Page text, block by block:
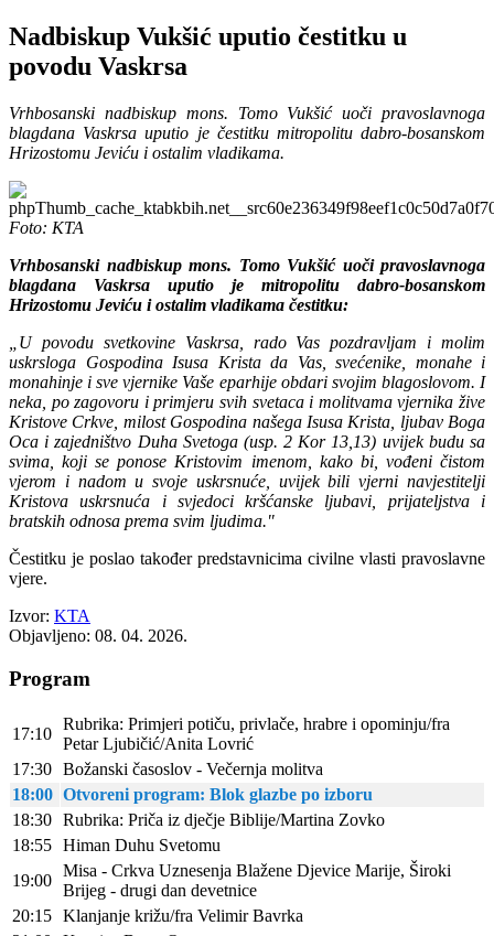
Nadbiskup Vukšić uputio čestitku u
povodu Vaskrsa
Vrhbosanski nadbiskup mons. Tomo Vukšić uoči pravoslavnoga
blagdana Vaskrsa uputio je čestitku mitropolitu dabro-bosanskom
Hrizostomu Jeviću i ostalim vladikama.
Foto: KTA
Vrhbosanski nadbiskup mons. Tomo Vukšić uoči pravoslavnoga
blagdana Vaskrsa uputio je mitropolitu dabro-bosanskom
Hrizostomu Jeviću i ostalim vladikama čestitku:
„U povodu svetkovine Vaskrsa, rado Vas pozdravljam i molim
uskrsloga Gospodina Isusa Krista da Vas, svećenike, monahe i
monahinje i sve vjernike Vaše eparhije obdari svojim blagoslovom. I
neka, po zagovoru i primjeru svih svetaca i molitvama vjernika žive
Kristove Crkve, milost Gospodina našega Isusa Krista, ljubav Boga
Oca i zajedništvo Duha Svetoga (usp. 2 Kor 13,13) uvijek budu sa
svima, koji se ponose Kristovim imenom, kako bi, vođeni čistom
vjerom i nadom u svoje uskrsnuće, uvijek bili vjerni navjestitelji
Kristova uskrsnuća i svjedoci kršćanske ljubavi, prijateljstva i
bratskih odnosa prema svim ljudima."
Čestitku je poslao također predstavnicima civilne vlasti pravoslavne
vjere.
Izvor: KTA
Objavljeno: 08. 04. 2026.
Program
17:10
Rubrika: Primjeri potiču, privlače, hrabre i opominju/fra
Petar Ljubičić/Anita Lovrić
17:30 Božanski časoslov - Večernja molitva
18:00 Otvoreni program: Blok glazbe po izboru
18:30 Rubrika: Priča iz dječje Biblije/Martina Zovko
18:55 Himan Duhu Svetomu
19:00
Misa - Crkva Uznesenja Blažene Djevice Marije, Široki
Brijeg - drugi dan devetnice
20:15 Klanjanje križu/fra Velimir Bavrka